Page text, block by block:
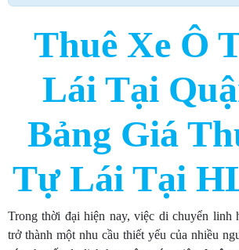
Thuê Xe Ô
Lái Tại
Bảng Giá
Tự Lái Tại
Trong thời đại hiện nay, việc di chuyển linh
trở thành một nhu cầu thiết yếu của nhiều